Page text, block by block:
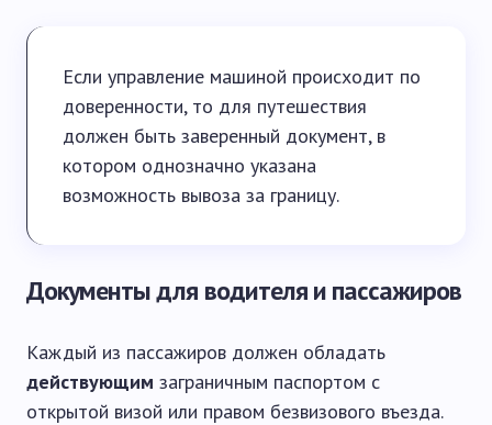
Если управление машиной происходит по
доверенности, то для путешествия
должен быть заверенный документ, в
котором однозначно указана
возможность вывоза за границу.
Документы для водителя и пассажиров
Каждый из пассажиров должен обладать
действующим заграничным паспортом с
открытой визой или правом безвизового въезда.